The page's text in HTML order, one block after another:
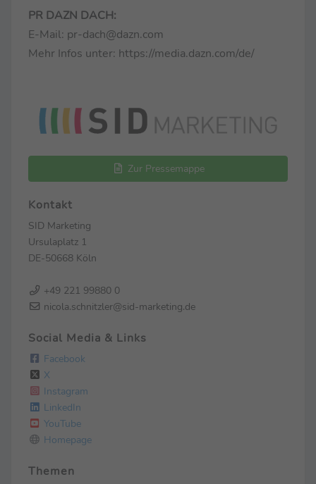
PR DAZN DACH:
E-Mail: pr-dach@dazn.com
Mehr Infos unter: https://media.dazn.com/de/
Zur Pressemappe
Kontakt
SID Marketing
Ursulaplatz 1
DE-50668 Köln
+49 221 99880 0
nicola.schnitzler@sid-marketing.de
Social Media & Links
Facebook
X
Instagram
LinkedIn
YouTube
Homepage
Themen